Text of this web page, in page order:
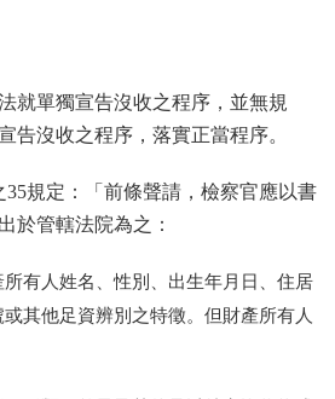
就單獨宣告沒收之程序，並無規
告沒收之程序，落實正當程序。
35規定：「前條聲請，檢察官應以書
於管轄法院為之：
有人姓名、性別、出生年月日、住居
或其他足資辨別之特徵。但財產所有人